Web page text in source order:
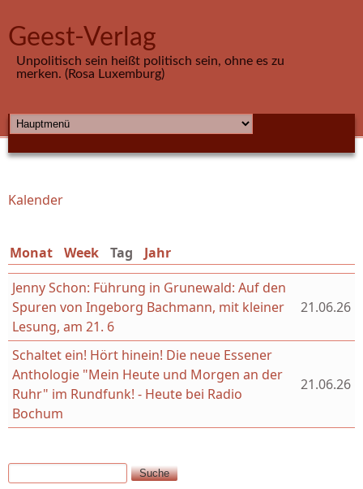
Geest-Verlag
Unpolitisch sein heißt politisch sein, ohne es zu
merken. (Rosa Luxemburg)
HAUPTMENÜ
Sie sind hier
Kalender
Monat Week Tag (aktiver Reiter)
Jahr
Jenny Schon: Führung in Grunewald: Auf den
Spuren von Ingeborg Bachmann, mit kleiner
Lesung, am 21. 6
21.06.26
Schaltet ein! Hört hinein! Die neue Essener
Anthologie "Mein Heute und Morgen an der
Ruhr" im Rundfunk! - Heute bei Radio
Bochum
21.06.26
Suchformular
Suche